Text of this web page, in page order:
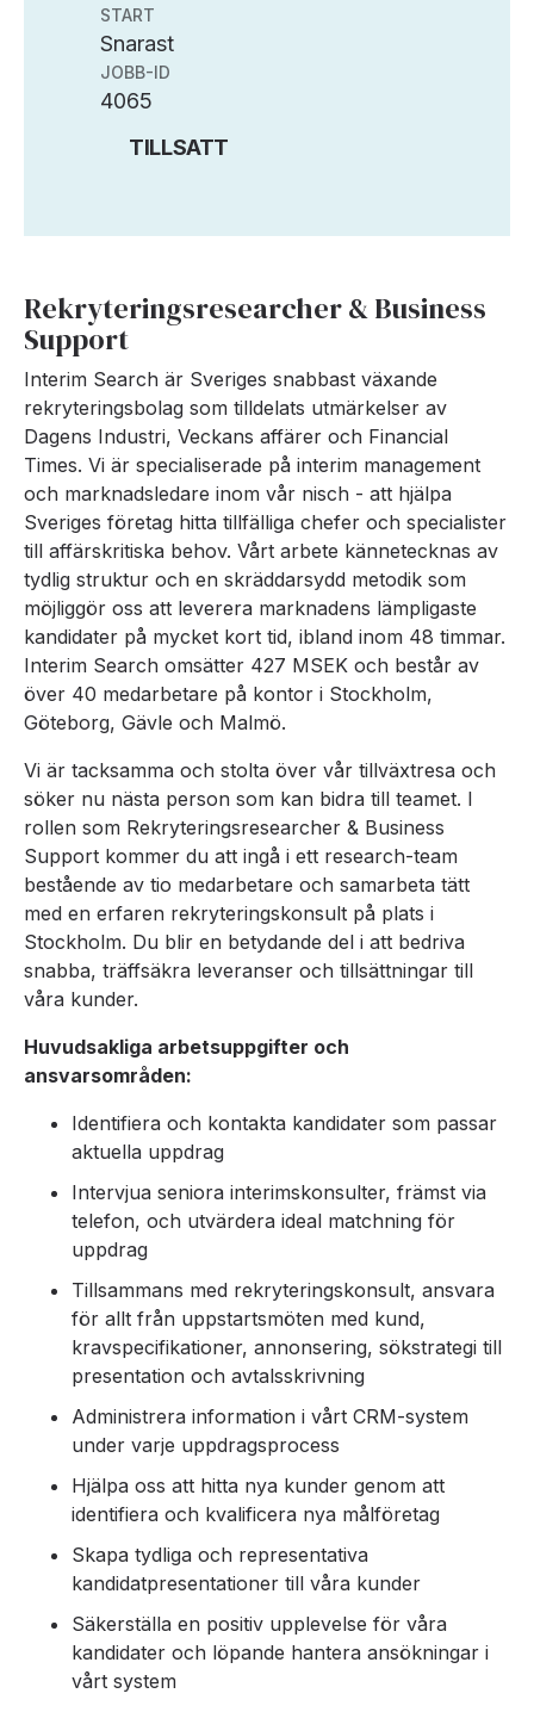
START
Snarast
JOBB-ID
4065
TILLSATT
Rekryteringsresearcher & Business
Support
Interim Search är Sveriges snabbast växande
rekryteringsbolag som tilldelats utmärkelser av
Dagens Industri, Veckans affärer och Financial
Times. Vi är specialiserade på interim management
och marknadsledare inom vår nisch - att hjälpa
Sveriges företag hitta tillfälliga chefer och specialister
till affärskritiska behov. Vårt arbete kännetecknas av
tydlig struktur och en skräddarsydd metodik som
möjliggör oss att leverera marknadens lämpligaste
kandidater på mycket kort tid, ibland inom 48 timmar.
Interim Search omsätter 427 MSEK och består av
över 40 medarbetare på kontor i Stockholm,
Göteborg, Gävle och Malmö.
Vi är tacksamma och stolta över vår tillväxtresa och
söker nu nästa person som kan bidra till teamet. I
rollen som Rekryteringsresearcher & Business
Support kommer du att ingå i ett research-team
bestående av tio medarbetare och samarbeta tätt
med en erfaren rekryteringskonsult på plats i
Stockholm. Du blir en betydande del i att bedriva
snabba, träffsäkra leveranser och tillsättningar till
våra kunder.
Huvudsakliga arbetsuppgifter och
ansvarsområden:
Identifiera och kontakta kandidater som passar
aktuella uppdrag
Intervjua seniora interimskonsulter, främst via
telefon, och utvärdera ideal matchning för
uppdrag
Tillsammans med rekryteringskonsult, ansvara
för allt från uppstartsmöten med kund,
kravspecifikationer, annonsering, sökstrategi till
presentation och avtalsskrivning
Administrera information i vårt CRM-system
under varje uppdragsprocess
Hjälpa oss att hitta nya kunder genom att
identifiera och kvalificera nya målföretag
Skapa tydliga och representativa
kandidatpresentationer till våra kunder
Säkerställa en positiv upplevelse för våra
kandidater och löpande hantera ansökningar i
vårt system